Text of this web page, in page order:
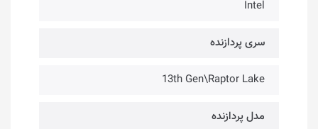
Intel
سری پردازنده
13th Gen\Raptor Lake
مدل پردازنده